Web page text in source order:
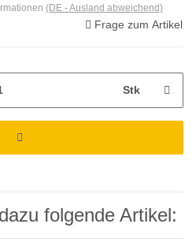
(DE - Ausland abweichend)
Frage zum Artikel
Stk
folgende Artikel: